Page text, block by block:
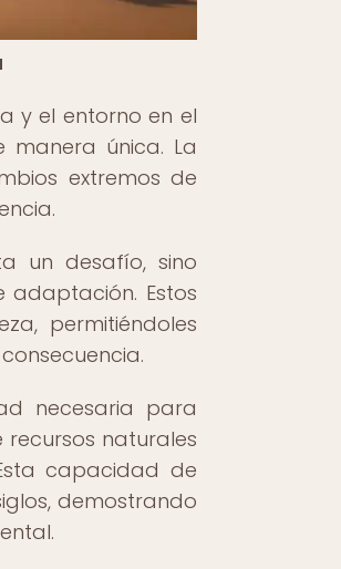
y el entorno en el
única. La
extremos de
un desafío, sino
Estos
permitiéndoles
necesaria para
naturales
capacidad de
demostrando